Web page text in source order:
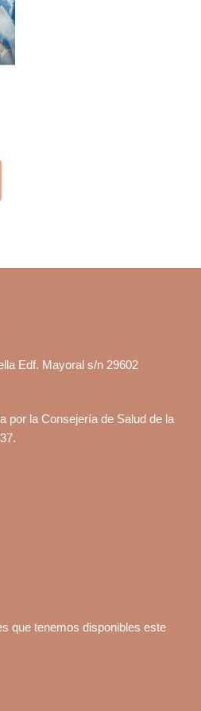
variantes.
Las
opciones
se
página
producto
Edf. Mayoral s/n 29602
por la Consejería de Salud de la
que tenemos disponibles este